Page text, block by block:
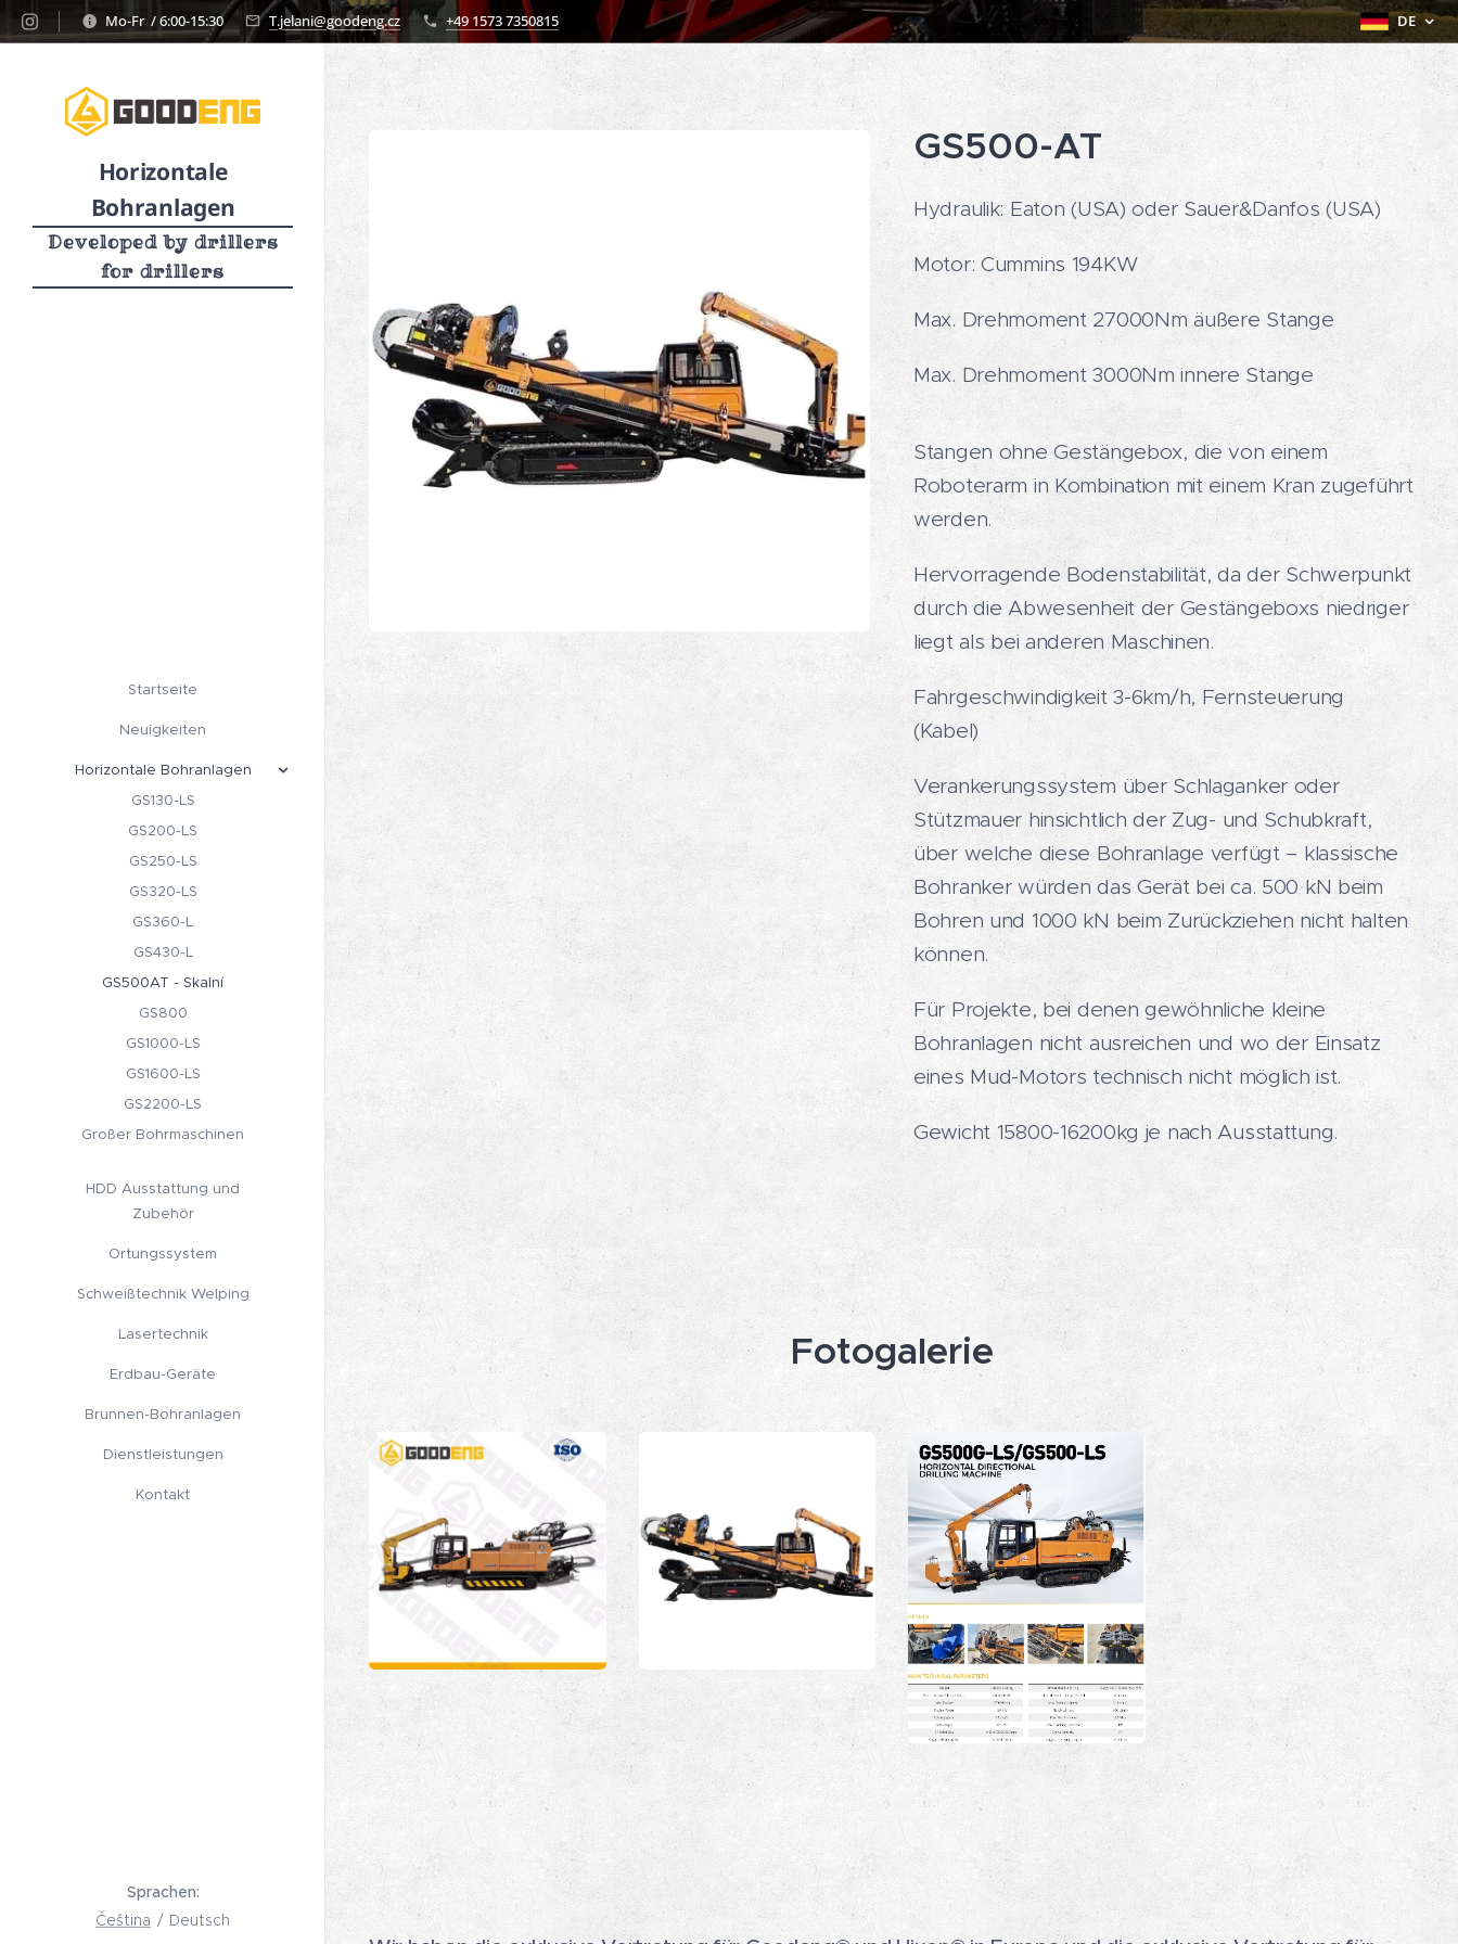
Mo-Fr / 6:00-15:30 T.jelani@goodeng.cz +49 1573 7350815 DE
Horizontale
Bohranlagen
Developed by drillers
for drillers
Startseite
Neuigkeiten
Horizontale Bohranlagen
GS130-LS
GS200-LS
GS250-LS
GS320-LS
GS360-L
GS430-L
GS500AT - Skalní
GS800
GS1000-LS
GS1600-LS
GS2200-LS
Großer Bohrmaschinen
HDD Ausstattung und
Zubehör
Ortungssystem
Schweißtechnik Welping
Lasertechnik
Erdbau-Geräte
Brunnen-Bohranlagen
Dienstleistungen
Kontakt
GS500-AT
Hydraulik: Eaton (USA) oder Sauer&Danfos (USA)
Motor: Cummins 194KW
Max. Drehmoment 27000Nm äußere Stange
Max. Drehmoment 3000Nm innere Stange
Stangen ohne Gestängebox, die von einem
Roboterarm in Kombination mit einem Kran zugeführt
werden.
Hervorragende Bodenstabilität, da der Schwerpunkt
durch die Abwesenheit der Gestängeboxs niedriger
liegt als bei anderen Maschinen.
Fahrgeschwindigkeit 3-6km/h, Fernsteuerung
(Kabel)
Verankerungssystem über Schlaganker oder
Stützmauer hinsichtlich der Zug- und Schubkraft,
über welche diese Bohranlage verfügt – klassische
Bohranker würden das Gerät bei ca. 500 kN beim
Bohren und 1000 kN beim Zurückziehen nicht halten
können.
Für Projekte, bei denen gewöhnliche kleine
Bohranlagen nicht ausreichen und wo der Einsatz
eines Mud-Motors technisch nicht möglich ist.
Gewicht 15800-16200kg je nach Ausstattung.
Fotogalerie
Sprachen
Čeština
Deutsch